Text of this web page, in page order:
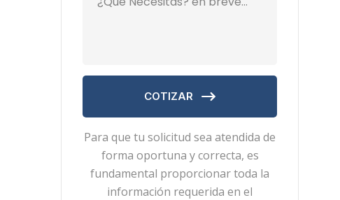
COTIZAR
Para que tu solicitud sea atendida de
forma oportuna y correcta, es
fundamental proporcionar toda la
información requerida en el